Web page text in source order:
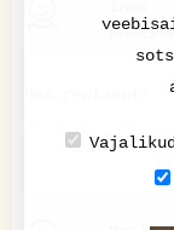
Vajalikud